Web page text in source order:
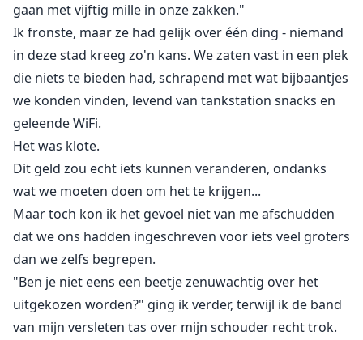
gaan met vijftig mille in onze zakken."
Ik fronste, maar ze had gelijk over één ding - niemand
in deze stad kreeg zo'n kans. We zaten vast in een plek
die niets te bieden had, schrapend met wat bijbaantjes
we konden vinden, levend van tankstation snacks en
geleende WiFi.
Het was klote.
Dit geld zou echt iets kunnen veranderen, ondanks
wat we moeten doen om het te krijgen...
Maar toch kon ik het gevoel niet van me afschudden
dat we ons hadden ingeschreven voor iets veel groters
dan we zelfs begrepen.
"Ben je niet eens een beetje zenuwachtig over het
uitgekozen worden?" ging ik verder, terwijl ik de band
van mijn versleten tas over mijn schouder recht trok.